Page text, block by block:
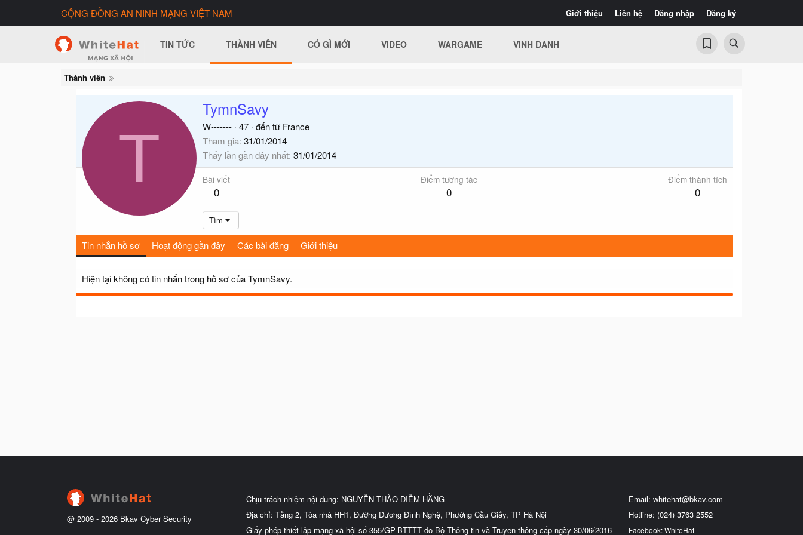
Giới thiệu Liên hệ Đăng nhập Đăng ký
CỘNG ĐỒNG AN NINH MẠNG VIỆT NAM
TIN TỨC THÀNH VIÊN CÓ GÌ MỚI VIDEO WARGAME VINH DANH
Thành viên
T
TymnSavy
W------- · 47 · đến từ France
Tham gia 31/01/2014
Thấy lần gần đây nhất 31/01/2014
Bài viết
0
Điểm tương tác
0
Điểm thành tích
0
Tìm
Tin nhắn hồ sơ Hoạt động gần đây Các bài đăng Giới thiệu
Hiện tại không có tin nhắn trong hồ sơ của TymnSavy.
@ 2009 - 2026 Bkav Cyber Security
Chịu trách nhiệm nội dung: NGUYỄN THẢO DIỄM HẰNG
Địa chỉ: Tầng 2, Tòa nhà HH1, Đường Dương Đình Nghệ, Phường Cầu Giấy, TP Hà Nội
Giấy phép thiết lập mạng xã hội số 355/GP-BTTTT do Bộ Thông tin và Truyền thông cấp ngày 30/06/2016
Email: whitehat@bkav.com
Hotline: (024) 3763 2552
Facebook: WhiteHat